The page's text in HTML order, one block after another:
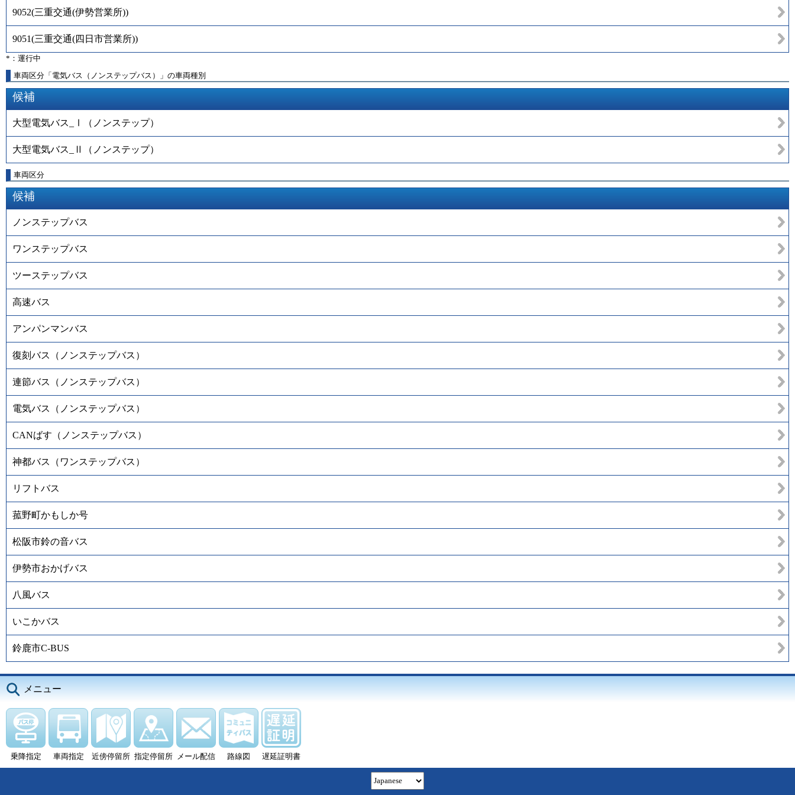
9052(三重交通(伊勢営業所))
9051(三重交通(四日市営業所))
*：運行中
車両区分「電気バス（ノンステップバス）」の車両種別
候補
大型電気バス_Ⅰ（ノンステップ）
大型電気バス_Ⅱ（ノンステップ）
車両区分
候補
ノンステップバス
ワンステップバス
ツーステップバス
高速バス
アンパンマンバス
復刻バス（ノンステップバス）
連節バス（ノンステップバス）
電気バス（ノンステップバス）
CANばす（ノンステップバス）
神都バス（ワンステップバス）
リフトバス
菰野町かもしか号
松阪市鈴の音バス
伊勢市おかげバス
八風バス
いこかバス
鈴鹿市C-BUS
メニュー
乗降指定 車両指定 近傍停留所 指定停留所 メール配信 路線図 遅延証明書